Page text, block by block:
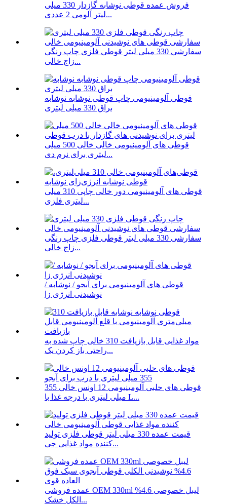
فروش عمده قوطی نوشابه گازدار 330 میلی
لیتر آلومی 2 عددی...
سفارشی 330 میلی لیتر قوطی فلزی چاپ رنگی
زاج خالی...
قوطی آلومینیومی چاپ قوطی نوشابه نوشابه
براق 330 میلی لیتری
قوطی های آلومینیومی خالی خالی 500 میلی
لیتری برای نرم دی...
قوطی های آلومینیومی دور خالی چاپی 310 میلی
لیتری فلزی...
سفارشی 330 میلی لیتر قوطی فلزی چاپ رنگی
زاج خالی...
قوطی های آلومینیومی برای آبجو / نوشابه /
نوشیدنی انرژی زا
مواد غذایی قابل بازیافت 310 خالی چاپ شده به
راحتی باز کردن یک...
قوطی های حلبی آلومینیومی 12 اونس خالی 355
میلی لیتری با درجه غذا با L...
قیمت عمده 330 میلی لیتر قوطی فلزی تولید
کننده مواد غذایی جی...
عمده فروشی OEM 330ml لیبل خصوصی 4.6%
الکل خشک...